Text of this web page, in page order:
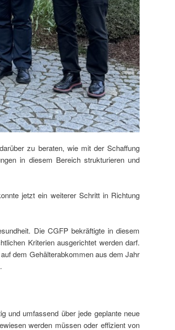
zu beraten, wie mit der Schaffung
in diesem Bereich strukturieren und
jetzt ein weiterer Schritt in Richtung
Die CGFP bekräftigte in diesem
Kriterien ausgerichtet werden darf.
dem Gehälterabkommen aus dem Jahr
und umfassend über jede geplante neue
werden müssen oder effizient von